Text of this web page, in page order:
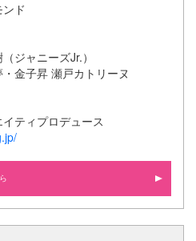
ド
ジャニーズJr.）
金子昇 瀬戸カトリーヌ
ティプロデュース